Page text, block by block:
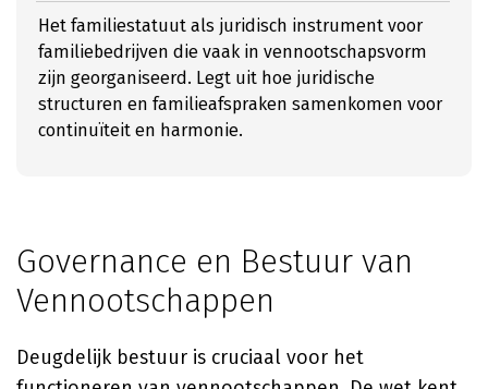
Het familiestatuut als juridisch instrument voor
familiebedrijven die vaak in vennootschapsvorm
zijn georganiseerd. Legt uit hoe juridische
structuren en familieafspraken samenkomen voor
continuïteit en harmonie.
Governance en Bestuur van
Vennootschappen
Deugdelijk bestuur is cruciaal voor het